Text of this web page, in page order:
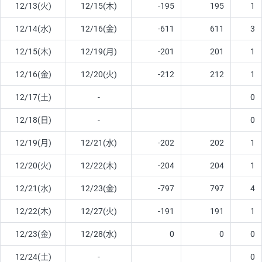
12/13(火) 12/15(木) -195 195 1
12/14(水) 12/16(金) -611 611 3
12/15(木) 12/19(月) -201 201 1
12/16(金) 12/20(火) -212 212 1
12/17(土) - 0
12/18(日) - 0
12/19(月) 12/21(水) -202 202 1
12/20(火) 12/22(木) -204 204 1
12/21(水) 12/23(金) -797 797 4
12/22(木) 12/27(火) -191 191 1
12/23(金) 12/28(水) 0 0 0
12/24(土) - 0